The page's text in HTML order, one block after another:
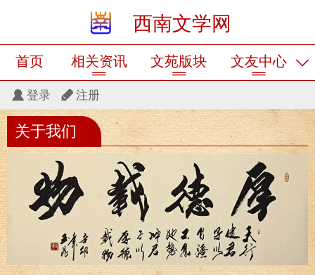
西南文学网
首页 相关资讯 文苑版块 文友中心
登录 注册
关于我们